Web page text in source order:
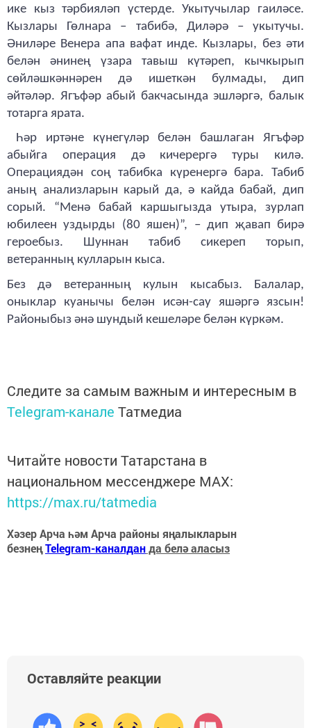
ике кыз тәрбияләп үстерде. Укытучылар гаиләсе.
Кызлары Гөлнара – табибә, Диләрә – укытучы.
Әниләре Венера апа вафат инде. Кызлары, без әти
белән әнинең үзара тавыш күтәреп, кычкырып
сөйләшкәннәрен дә ишеткән булмады, дип
әйтәләр. Ягъфәр абый бакчасында эшләргә, балык
тотарга ярата.
Һәр иртәне күнегүләр белән башлаган Ягъфәр
абыйга операция дә кичерергә туры килә.
Операциядән соң табибка күренергә бара. Табиб
аның анализларын карый да, ә кайда бабай, дип
сорый. “Менә бабай каршыгызда утыра, зурлап
юбилеен уздырды (80 яшен)”, – дип җавап бирә
героебыз. Шуннан табиб сикереп торып,
ветеранның кулларын кыса.
Без дә ветеранның кулын кысабыз. Балалар,
оныклар куанычы белән исән-сау яшәргә язсын!
Районыбыз әнә шундый кешеләре белән күркәм.
Следите за самым важным и интересным в
Telegram-канале Татмедиа
Читайте новости Татарстана в
национальном мессенджере MАХ:
https://max.ru/tatmedia
Хәзер Арча һәм Арча районы яңалыкларын
безнеңTelegram-каналданда белә аласыз
Оставляйте реакции